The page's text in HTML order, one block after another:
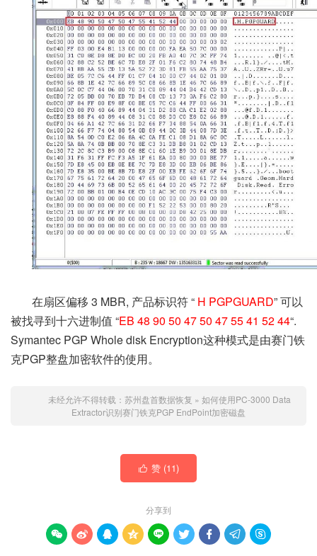
在扇区偏移 3 MBR, 产品标识符“ H PGPGUARD”可以
被找寻到十六进制值 “EB 48 90 50 47 50 47 55 41 52 44“.
Symantec PGP Whole disk Encryption这种模式是由赛门铁
克PGP整盘加密软件的使用。
未经允许不得转载： 苏州盘首数据恢复 » 如何使用PC-3000 Data
Extractor识别赛门铁克PGP EndPoint加密磁盘
 赞 (11)
分享到
        